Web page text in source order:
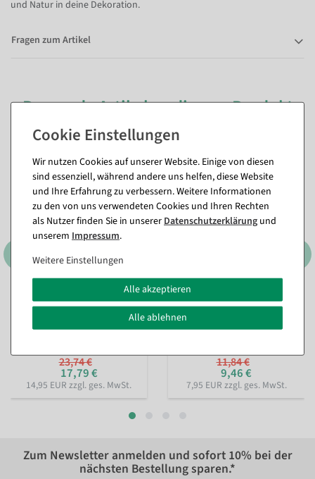
und Natur in deine Dekoration.
Fragen zum Artikel
Passende Artikel zu diesem Produkt
(8)
%
3er Set Dekoringe, schwarz
ca. 60 cm Ø, Metall
Sofort versandfähig.
23,74 €
17,79 €
14,95 EUR zzgl. ges. MwSt.
Kunststoff Übertopf 21 cm
Farbe: hellgrau
Sofort versandfähig.
11,84 €
9,46 €
7,95 EUR zzgl. ges. MwSt.
Zum Newsletter anmelden und sofort 10% bei der
nächsten Bestellung sparen.*
Wir nutzen Cookies auf unserer Website. Einige von diesen
sind essenziell, während andere uns helfen, diese Website
und Ihre Erfahrung zu verbessern. Weitere Informationen
zu den von uns verwendeten Cookies und Ihren Rechten
als Nutzer finden Sie in unsererDaten­schutz­erklärung und
unserem Impressum.
Weitere Einstellungen
Alle akzeptieren
Alle ablehnen